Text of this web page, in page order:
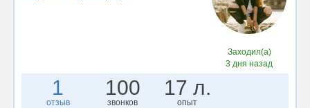
Заходил(а)
3 дня назад
1
отзыв
100
звонков
17 л.
опыт